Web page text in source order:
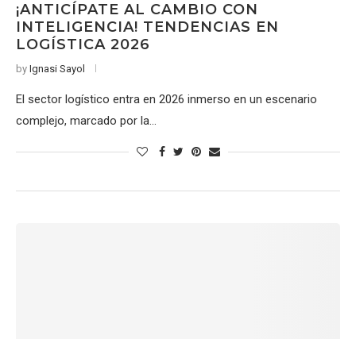
¡ANTICÍPATE AL CAMBIO CON
INTELIGENCIA! TENDENCIAS EN
LOGÍSTICA 2026
by Ignasi Sayol
El sector logístico entra en 2026 inmerso en un escenario
complejo, marcado por la…